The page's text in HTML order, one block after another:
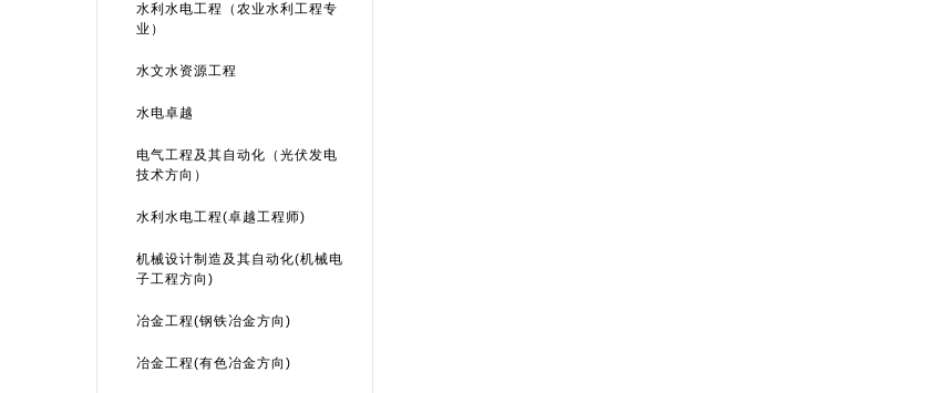
水利水电工程（农业水利工程专
业）
水文水资源工程
水电卓越
电气工程及其自动化（光伏发电
技术方向）
水利水电工程(卓越工程师)
机械设计制造及其自动化(机械电
子工程方向)
冶金工程(钢铁冶金方向)
冶金工程(有色冶金方向)